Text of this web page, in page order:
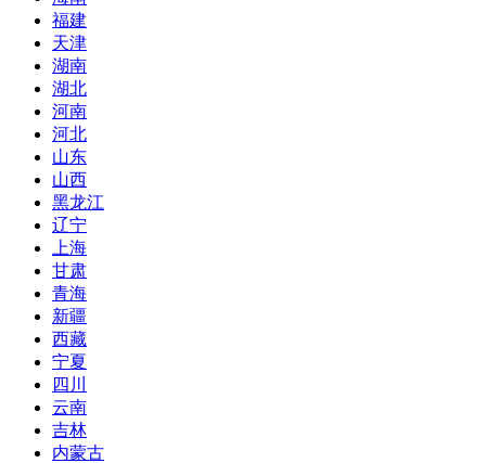
福建
天津
湖南
湖北
河南
河北
山东
山西
黑龙江
辽宁
上海
甘肃
青海
新疆
西藏
宁夏
四川
云南
吉林
内蒙古